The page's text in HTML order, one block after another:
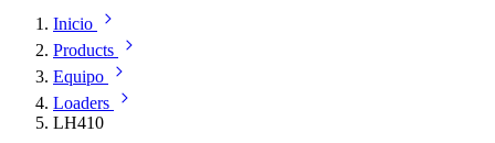
Inicio
Products
Equipo
Loaders
LH410